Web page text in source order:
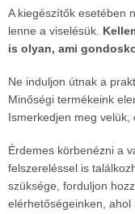
A kiegészítők esetében
lenne a viselésük.
is olyan, ami
Ne induljon útnak a
Minőségi termékeink
Ismerkedjen meg velük,
Érdemes körbenézni a
felszereléssel is
szüksége, forduljon
elérhetőségeinken,